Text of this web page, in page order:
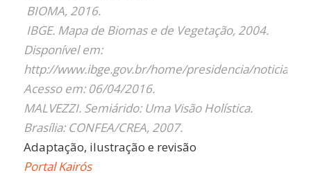
BIOMA, 2016.
IBGE. Mapa de Biomas e de Vegetação, 2004.
Disponível em:
http://www.ibge.gov.br/home/presidencia/noticias/
Acesso em: 06/04/2016.
MALVEZZI. Semiárido: Uma Visão Holística.
Brasília: CONFEA/CREA, 2007.
Adaptação, ilustração e revisão
Portal Kairós